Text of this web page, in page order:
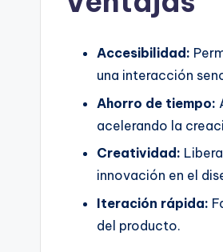
Accesibilidad:
una interacción
Ahorro de tiempo:
acelerando la
Creatividad:
innovación en el
Iteración rápida:
del producto.